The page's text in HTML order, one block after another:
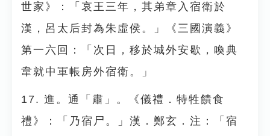
世家》：「哀王三年，其弟章入宿衛於
漢，呂太后封為朱虛侯。」《三國演義》
第一六回：「次日，移於城外安歇，喚典
韋就中軍帳房外宿衛。」
17. 進。通「肅」。《儀禮．特牲饋食
禮》：「乃宿尸。」漢．鄭玄．注：「宿